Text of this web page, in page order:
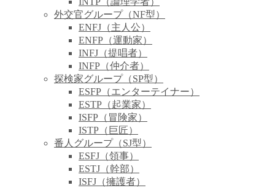
外交官グループ（NF型）
ENFJ（主人公）
ENFP（運動家）
INFJ（提唱者）
INFP（仲介者）
探検家グループ（SP型）
ESFP（エンターテイナー）
ESTP（起業家）
ISFP（冒険家）
ISTP（巨匠）
番人グループ（SJ型）
ESFJ（領事）
ESTJ（幹部）
ISFJ（擁護者）